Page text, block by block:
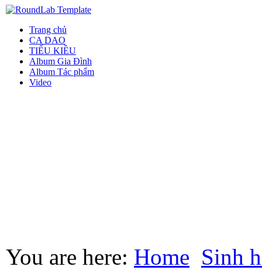
Trang chủ
CA DAO
TIỂU KIỀU
Album Gia Đình
Album Tác phẩm
Video
You are here: Home Sinh